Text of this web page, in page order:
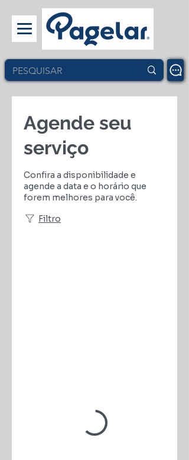
Agende seu
serviço
Confira a disponibilidade e
agende a data e o horário que
forem melhores para você.
Filtro